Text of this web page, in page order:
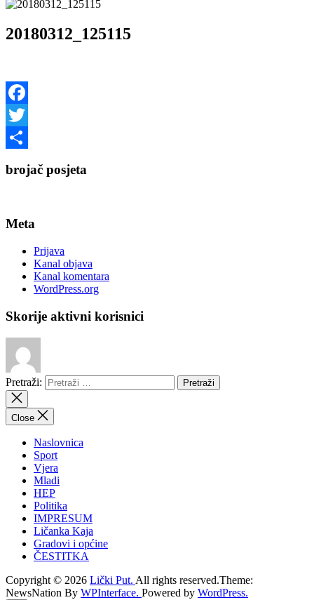
20180312_125115
Facebook
Twitter
brojač posjeta
Meta
Prijava
Kanal objava
Kanal komentara
WordPress.org
Skorije aktivni korisnici
Pretraži:
Close
Naslovnica
Sport
Vjera
Mladi
HEP
Politika
IMPRESUM
Ličanka Kaja
Gradovi i općine
ČESTITKA
Copyright © 2026 Lički Put. All rights reserved.Theme:
NewsNation By WPInterface. Powered by WordPress.